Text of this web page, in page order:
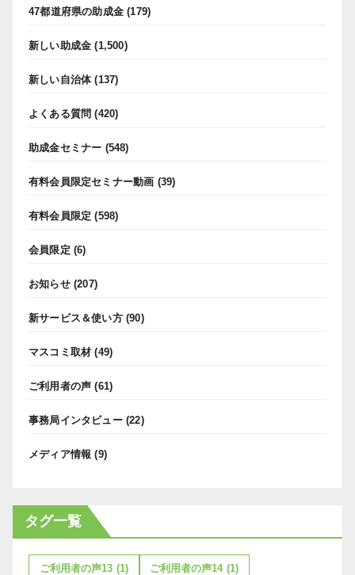
47都道府県の助成金 (179)
新しい助成金 (1,500)
新しい自治体(137)
よくある質問 (420)
助成金セミナー (548)
有料会員限定セミナー動画 (39)
有料会員限定 (598)
会員限定 (6)
お知らせ(207)
新サービス＆使い方(90)
マスコミ取材 (49)
ご利用者の声 (61)
事務局インタビュー(22)
メディア情報 (9)
タグ一覧
ご利用者の声13 (1) ご利用者の声14 (1)